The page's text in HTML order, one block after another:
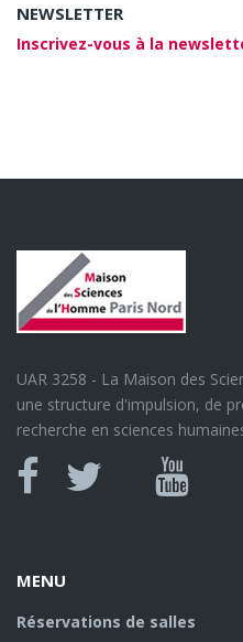
NEWSLETTER
Inscrivez-vous à la
UAR 3258 - La Maison des
une structure d'impulsion, de
recherche en sciences
Canal
MENU
Réservations de salles